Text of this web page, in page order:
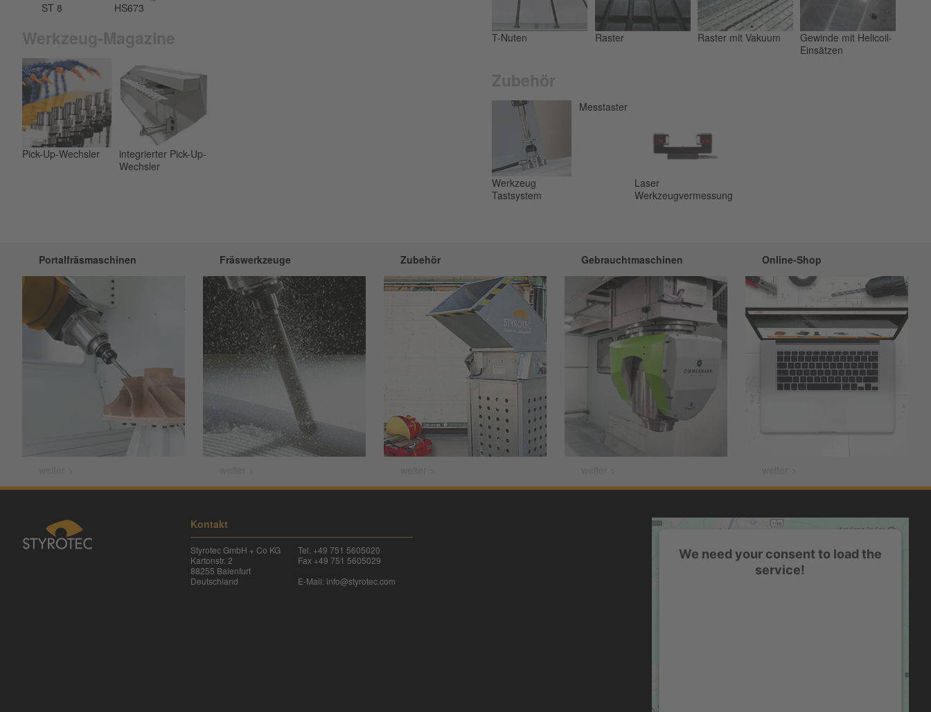
ST 8 HS673
Pick-Up-Wechsler
integrierter Pick-Up-
Wechsler
T-Nuten Raster Raster mit Vakuum
Gewinde mit Helicoil-
Einsätzen
Werkzeug
Tastsystem
Messtaster
Laser
Werkzeugvermessung
Portalfräsmaschinen Fräswerkzeuge Zubehör Gebrauchtmaschinen Online-Shop
Kontakt
Styrotec GmbH + Co KG
Kartonstr. 2
88255 Baienfurt
Deutschland
Tel. +49 751 5605020
Fax +49 751 5605029
E-Mail: info@styrotec.com
We need your consent to load the
service!